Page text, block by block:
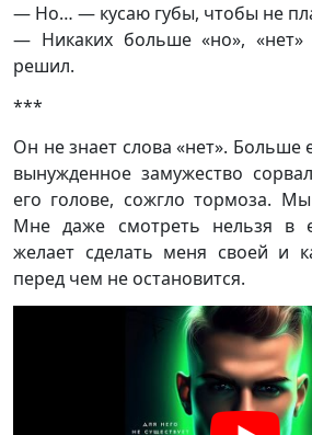
— Но… — кусаю губы, чтобы не
— Никаких больше «но», «нет»
решил.
***
Он не знает слова «нет».
вынужденное замужество
его голове, сожгло тормоза.
Мне даже смотреть нельзя в
желает сделать меня своей и
перед чем не остановится.